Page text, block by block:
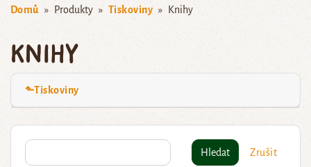
Domů Produkty Tiskoviny Knihy
Knihy
⬑Tiskoviny
Hledat Zrušit